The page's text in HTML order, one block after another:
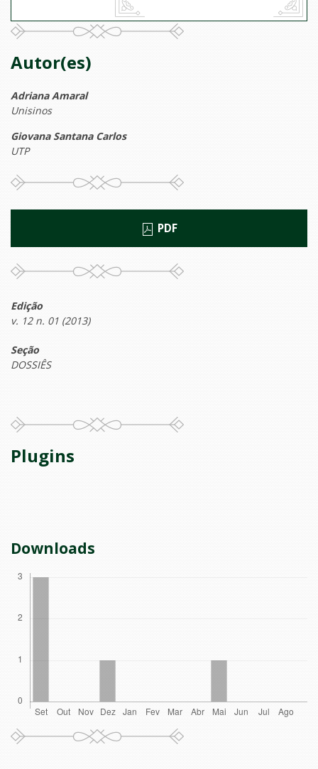
Autor(es)
Adriana Amaral
Unisinos
Giovana Santana Carlos
UTP
PDF
Edição
v. 12 n. 01 (2013)
Seção
DOSSIÊS
Plugins
Downloads